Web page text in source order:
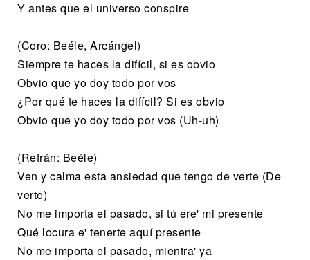
Y antes que el universo conspire
(Coro: Beéle, Arcángel)
Siempre te haces la difícil, si es obvio
Obvio que yo doy todo por vos
¿Por qué te haces la difícil? Si es obvio
Obvio que yo doy todo por vos (Uh-uh)
(Refrán: Beéle)
Ven y calma esta ansiedad que tengo de verte (De
verte)
No me importa el pasado, si tú ere' mi presente
Qué locura e' tenerte aquí presente
No me importa el pasado, mientra' ya